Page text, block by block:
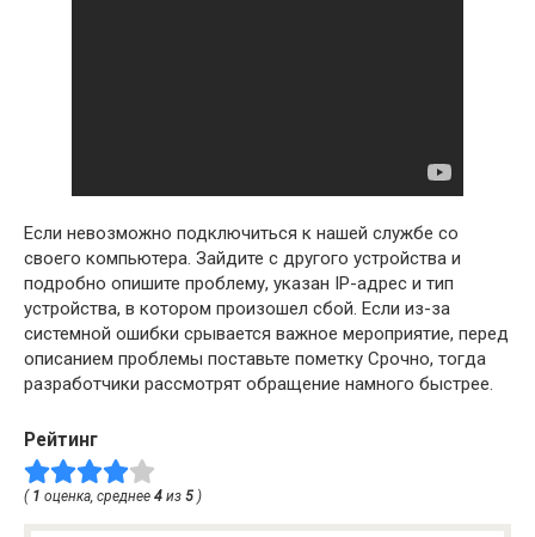
Если невозможно подключиться к нашей службе со
своего компьютера. Зайдите с другого устройства и
подробно опишите проблему, указан IP-адрес и тип
устройства, в котором произошел сбой. Если из-за
системной ошибки срывается важное мероприятие, перед
описанием проблемы поставьте пометку Срочно, тогда
разработчики рассмотрят обращение намного быстрее.
Рейтинг
( 1 оценка, среднее 4 из 5 )